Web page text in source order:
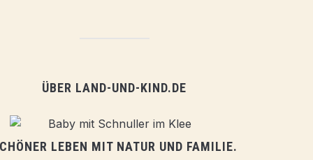
ÜBER LAND-UND-KIND.DE
LEBEN MIT NATUR UND FAMILIE.